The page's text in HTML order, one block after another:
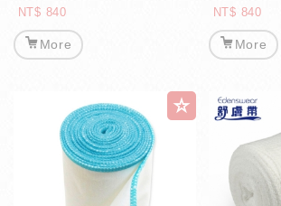
NT$ 840
More
NT$ 840
More